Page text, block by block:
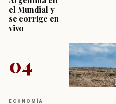
el Mundial y
se corrige en
vivo
04
ECONOMÍA